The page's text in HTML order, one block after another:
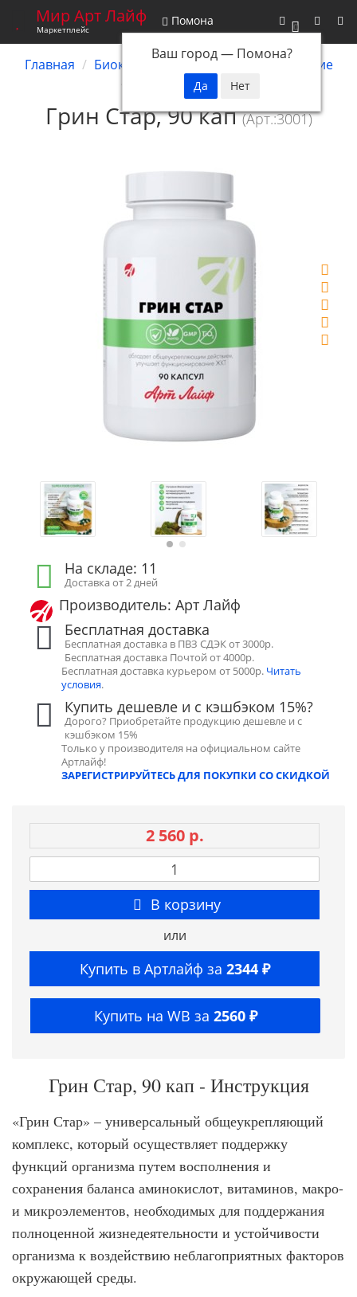
0
Мир Арт Лайф
Маркетплейс
Помона
Ваш город — Помона?
Главная Биокомплексы
Системное действие
Грин Стар, 90 кап
Грин Стар, 90 кап(Арт.:3001)
На складе: 11
Доставка от 2 дней
Производитель: Арт Лайф
Бесплатная доставка
Бесплатная доставка в ПВЗ СДЭК от 3000р.
Бесплатная доставка Почтой от 4000р.
Бесплатная доставка курьером от 5000р. Читать
условия.
Купить дешевле и с кэшбэком 15%?
Дорого? Приобретайте продукцию дешевле и с
кэшбэком 15%
Только у производителя на официальном сайте
Артлайф!
ЗАРЕГИСТРИРУЙТЕСЬ ДЛЯ ПОКУПКИ СО СКИДКОЙ
2 560 р.
В корзину
или
Купить в Артлайф за 2344 ₽
Купить на WB за 2560 ₽
Грин Стар, 90 кап - Инструкция
«Грин Стар» – универсальный общеукрепляющий
комплекс, который осуществляет поддержку
функций организма путем восполнения и
сохранения баланса аминокислот, витаминов, макро-
и микроэлементов, необходимых для поддержания
полноценной жизнедеятельности и устойчивости
организма к воздействию неблагоприятных факторов
окружающей среды.